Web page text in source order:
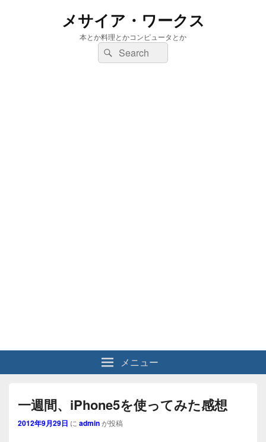
メサイア・ワークス
本とか料理とかコンピュータとか
検
索:
検
索
メニュー
一週間、iPhone5を使ってみた感想
2012年9月29日 に adminが投稿